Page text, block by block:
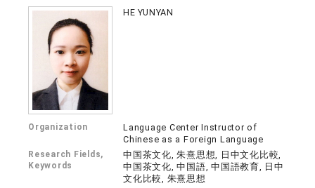
HE YUNYAN
Organization
Language Center Instructor of
Chinese as a Foreign Language
Research Fields,
Keywords
中国茶文化, 朱熹思想, 日中文化比較,
中国茶文化, 中国語, 中国語教育, 日中
文化比較, 朱熹思想